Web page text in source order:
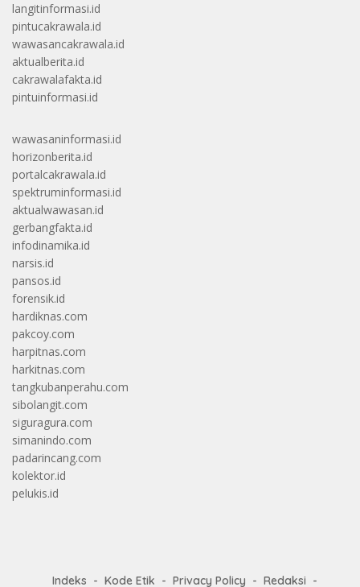
langitinformasi.id
pintucakrawala.id
wawasancakrawala.id
aktualberita.id
cakrawalafakta.id
pintuinformasi.id
wawasaninformasi.id
horizonberita.id
portalcakrawala.id
spektruminformasi.id
aktualwawasan.id
gerbangfakta.id
infodinamika.id
narsis.id
pansos.id
forensik.id
hardiknas.com
pakcoy.com
harpitnas.com
harkitnas.com
tangkubanperahu.com
sibolangit.com
siguragura.com
simanindo.com
padarincang.com
kolektor.id
pelukis.id
Indeks Kode Etik Privacy Policy Redaksi